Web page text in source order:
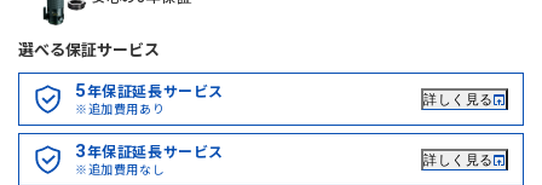
選べる保証サービス
5年保証延長サービス
※追加費用あり
詳しく見る
3年保証延長サービス
※追加費用なし
詳しく見る